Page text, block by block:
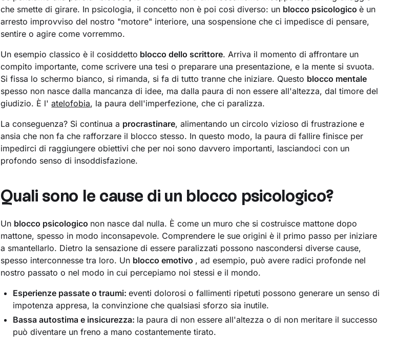
che smette di girare. In psicologia, il concetto non è poi così diverso: un blocco psicologicoè un
arresto improvviso del nostro "motore" interiore, una sospensione che ci impedisce di pensare,
sentire o agire come vorremmo.
Un esempio classico è il cosiddetto blocco dello scrittore. Arriva il momento di affrontare un
compito importante, come scrivere una tesi o preparare una presentazione, e la mente si svuota.
Si fissa lo schermo bianco, si rimanda, si fa di tutto tranne che iniziare. Questo blocco mentale
spesso non nasce dalla mancanza di idee, ma dalla paura di non essere all'altezza, dal timore del
giudizio. È l'atelofobia, la paura dell'imperfezione, che ci paralizza.
La conseguenza? Si continua a procrastinare, alimentando un circolo vizioso di frustrazione e
ansia che non fa che rafforzare il blocco stesso. In questo modo, la paura di fallire finisce per
impedirci di raggiungere obiettivi che per noi sono davvero importanti, lasciandoci con un
profondo senso di insoddisfazione.
Quali sono le cause di un blocco psicologico?
Un blocco psicologico non nasce dal nulla. È come un muro che si costruisce mattone dopo
mattone, spesso in modo inconsapevole. Comprendere le sue origini è il primo passo per iniziare
a smantellarlo. Dietro la sensazione di essere paralizzati possono nascondersi diverse cause,
spesso interconnesse tra loro. Un blocco emotivo , ad esempio, può avere radici profonde nel
nostro passato o nel modo in cui percepiamo noi stessi e il mondo.
Esperienze passate o traumi:eventi dolorosi o fallimenti ripetuti possono generare un senso di
impotenza appresa, la convinzione che qualsiasi sforzo sia inutile.
Bassa autostima e insicurezza: la paura di non essere all'altezza o di non meritare il successo
può diventare un freno a mano costantemente tirato.